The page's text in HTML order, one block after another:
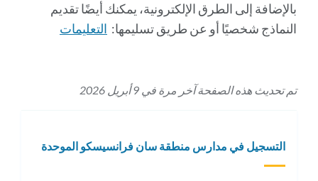
بالإضافة إلى الطرق الإلكترونية، يمكنك أيضًا تقديم
النماذج شخصيًا أو عن طريق تسليمها: التعليمات
تم تحديث هذه الصفحة آخر مرة في 9 أبريل 2026
التسجيل في مدارس منطقة سان فرانسيسكو الموحدة